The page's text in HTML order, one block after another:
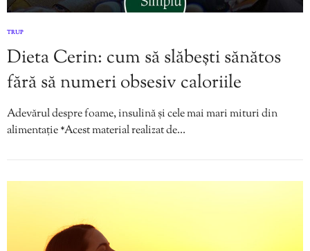
TRUP
Dieta Cerin: cum să slăbești sănătos
fără să numeri obsesiv caloriile
Adevărul despre foame, insulină și cele mai mari mituri din
alimentație *Acest material realizat de…